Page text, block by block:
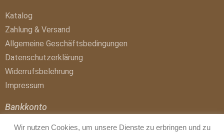
Katalog
Zahlung & Versand
Allgemeine Geschäftsbedingungen
Datenschutzerklärung
Widerrufsbelehrung
Impressum
Bankkonto
Buchhandlungskonto
Wir nutzen Cookies, um unsere Dienste zu erbringen und zu